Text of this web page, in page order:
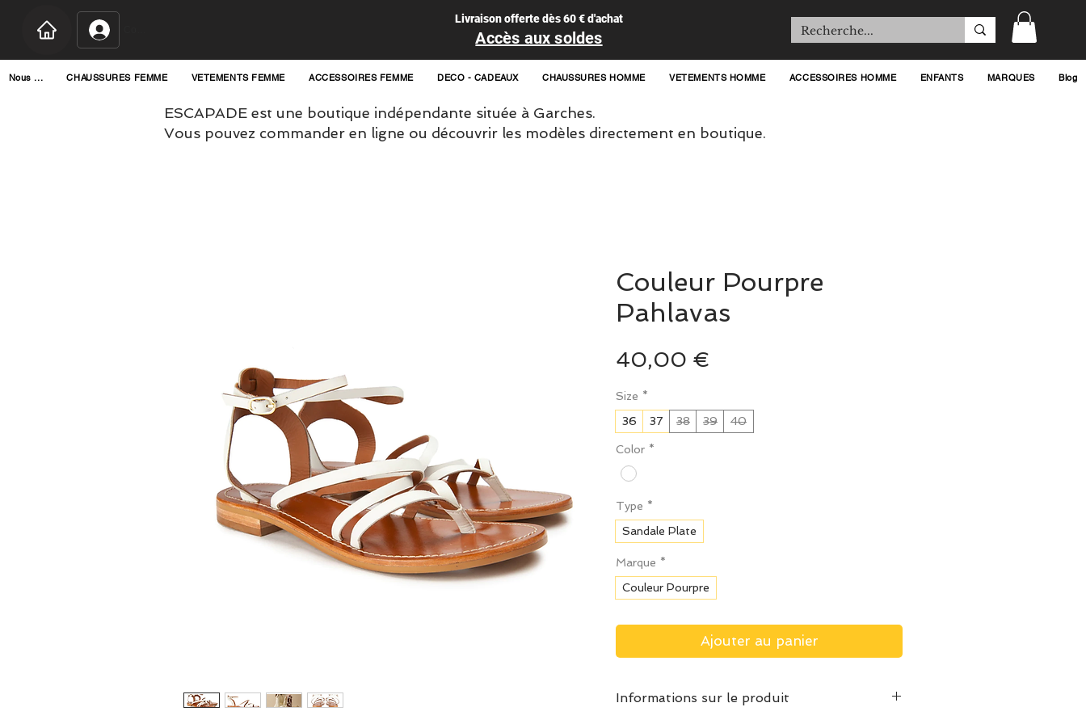
Livraison offerte dès 60 € d'achat
Accès aux soldes
Nous ... CHAUSSURES FEMME VETEMENTS FEMME ACCESSOIRES FEMME DECO - CADEAUX CHAUSSURES HOMME VETEMENTS HOMME ACCESSOIRES HOMME ENFANTS MARQUES Blog
ESCAPADE est une boutique indépendante située à Garches.
Vous pouvez commander en ligne ou découvrir les modèles directement en boutique.
Couleur Pourpre
Pahlavas
40,00 €
Size *
36
37 38 39 40
Color *
Type *
Sandale Plate
Marque *
Couleur Pourpre
Ajouter au panier
Informations sur le produit